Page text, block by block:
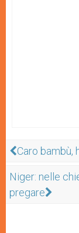
Caro bambù,
Niger: nelle
pregare